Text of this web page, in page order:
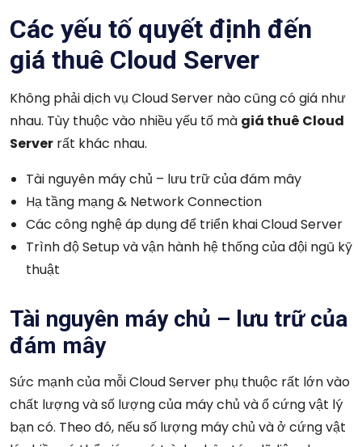
Các yếu tố quyết định đến
giá thuê Cloud Server
Không phải dịch vụ Cloud Server nào cũng có giá như
nhau. Tùy thuộc vào nhiều yếu tố mà giá thuê Cloud
Server rất khác nhau.
Tài nguyên máy chủ – lưu trữ của đám mây
Hạ tầng mạng & Network Connection
Các công nghệ áp dụng để triển khai Cloud Server
Trình độ Setup và vận hành hệ thống của đội ngũ kỹ
thuật
Tài nguyên máy chủ – lưu trữ của
đám mây
Sức mạnh của mỗi Cloud Server phụ thuộc rất lớn vào
chất lượng và số lượng của máy chủ và ổ cứng vật lý
bạn có. Theo đó, nếu số lượng máy chủ và ở cứng vật